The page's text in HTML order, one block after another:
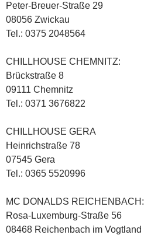
Peter-Breuer-Straße 29
08056 Zwickau
Tel.: 0375 2048564
CHILLHOUSE CHEMNITZ:
Brückstraße 8
09111 Chemnitz
Tel.: 0371 3676822
CHILLHOUSE GERA
Heinrichstraße 78
07545 Gera
Tel.: 0365 5520996
MC DONALDS REICHENBACH:
Rosa-Luxemburg-Straße 56
08468 Reichenbach im Vogtland